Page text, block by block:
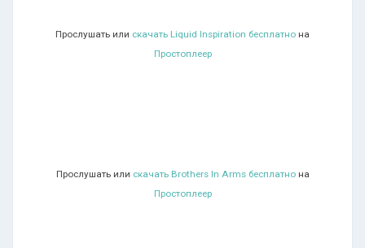
Прослушать или скачать Liquid Inspiration бесплатно на
Простоплеер
Прослушать или скачать Brothers In Arms бесплатнона
Простоплеер